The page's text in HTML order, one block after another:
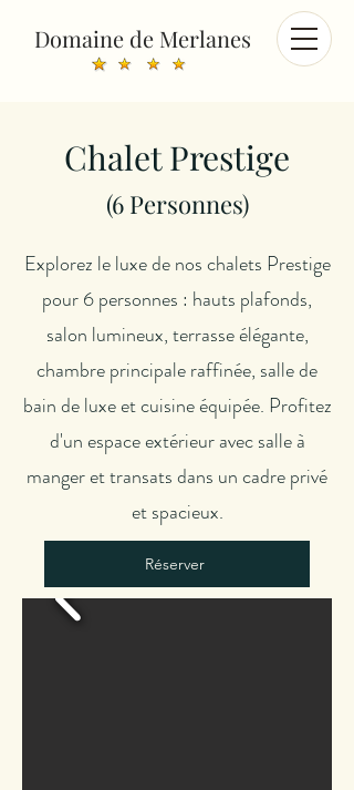
Domaine de Merlanes
Chalet Prestige
(6Personnes)
Explorez le luxe de nos chalets Prestige
pour 6 personnes : hauts plafonds,
salon lumineux, terrasse élégante,
chambre principale raffinée, salle de
bain de luxe et cuisine équipée. Profitez
d'un espace extérieur avec salle à
manger et transats dans un cadre privé
et spacieux.
Réserver